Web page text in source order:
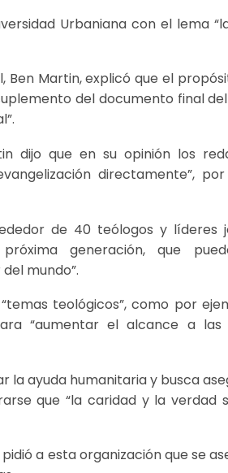
Urbaniana con el lema
Ben Martin, explicó que el
del documento final
dijo que en su opinión los
directamente”,
de 40 teólogos y líderes
generación, que
mundo”.
teológicos”, como por
“aumentar el alcance a las
la ayuda humanitaria y busca
que “la caridad y la verdad
a esta organización que se